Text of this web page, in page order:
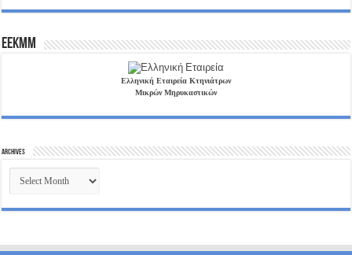
EEKMM
Ελληνική Εταιρεία Κτηνιάτρων
Μικρών Μηρυκαστικών
Archives
Archives